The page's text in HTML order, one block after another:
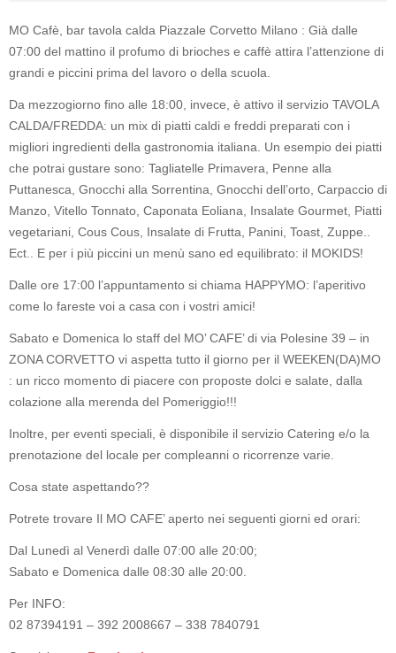
MO Cafè, bar tavola calda Piazzale Corvetto Milano : Già dalle
07:00 del mattino il profumo di brioches e caffè attira l’attenzione di
grandi e piccini prima del lavoro o della scuola.
Da mezzogiorno fino alle 18:00, invece, è attivo il servizio TAVOLA
CALDA/FREDDA: un mix di piatti caldi e freddi preparati con i
migliori ingredienti della gastronomia italiana. Un esempio dei piatti
che potrai gustare sono: Tagliatelle Primavera, Penne alla
Puttanesca, Gnocchi alla Sorrentina, Gnocchi dell’orto, Carpaccio di
Manzo, Vitello Tonnato, Caponata Eoliana, Insalate Gourmet, Piatti
vegetariani, Cous Cous, Insalate di Frutta, Panini, Toast, Zuppe..
Ect.. E per i più piccini un menù sano ed equilibrato: il MOKIDS!
Dalle ore 17:00 l’appuntamento si chiama HAPPYMO: l’aperitivo
come lo fareste voi a casa con i vostri amici!
Sabato e Domenica lo staff del MO’ CAFE’ di via Polesine 39 – in
ZONA CORVETTO vi aspetta tutto il giorno per il WEEKEN(DA)MO
: un ricco momento di piacere con proposte dolci e salate, dalla
colazione alla merenda del Pomeriggio!!!
Inoltre, per eventi speciali, è disponibile il servizio Catering e/o la
prenotazione del locale per compleanni o ricorrenze varie.
Cosa state aspettando??
Potrete trovare Il MO CAFE’ aperto nei seguenti giorni ed orari:
Dal Lunedì al Venerdì dalle 07:00 alle 20:00;
Sabato e Domenica dalle 08:30 alle 20:00.
Per INFO:
02 87394191 – 392 2008667 – 338 7840791